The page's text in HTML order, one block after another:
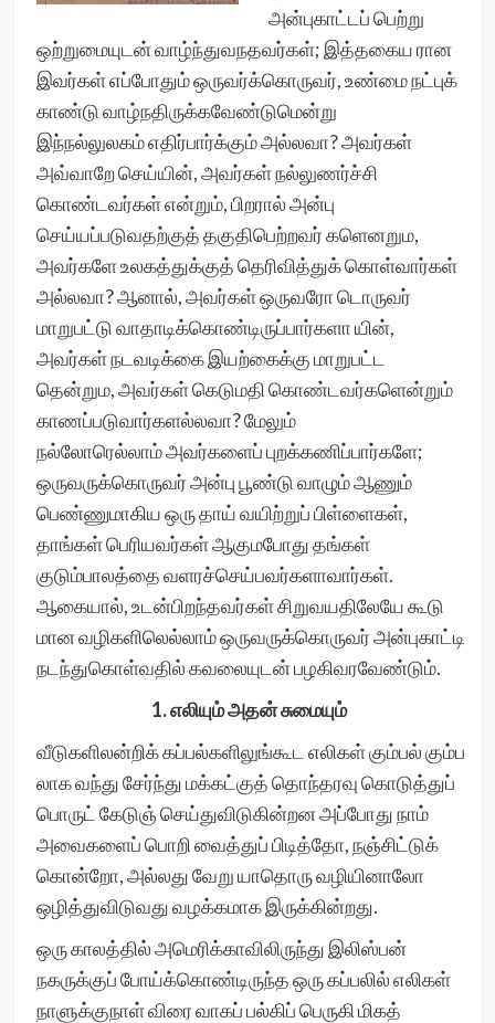
அன்புகாட்டப் பெற்று
ஒற்றுமையுடன் வாழ்ந்துவநதவர்கள்; இத்தகைய ரான
இவர்கள் எப்போதும் ஒருவர்க்கொருவர், உண்மை நட்புக்
காண்டு வாழ்நதிருக்கவேண்டுமென்று
இந்நல்லுலகம் எதிர்பார்க்கும் அல்லவா? அவர்கள்
அவ்வாறே செய்யின், அவர்கள் நல்லுணர்ச்சி
கொண்டவர்கள் என்றும், பிறரால் அன்பு
செய்யப்படுவதற்குத் தகுதிபெற்றவர் களெனறும,
அவர்களே உலகத்துக்குத் தெரிவித்துக் கொள்வார்கள்
அல்லவா? ஆனால், அவர்கள் ஒருவரோ டொருவர்
மாறுபட்டு வாதாடிக்கொண்டிருப்பார்களா யின்,
அவர்கள் நடவடிக்கை இயற்கைக்கு மாறுபட்ட
தென்றும, அவர்கள் கெடுமதி கொண்டவர்களென்றும்
காணப்படுவார்களல்லவா? மேலும்
நல்லோரெல்லாம் அவர்களைப் புறக்கணிப்பார்களே;
ஒருவருக்கொருவர் அன்பு பூண்டு வாழும் ஆணும்
பெண்ணுமாகிய ஒரு தாய் வயிற்றுப் பிள்ளைகள்,
தாங்கள் பெரியவர்கள் ஆகுமபோது தங்கள்
குடும்பாலத்தை வளரச்செய்பவர்களாவார்கள்.
ஆகையால், உடன்பிறந்தவர்கள் சிறுவயதிலேயே கூடு
மான வழிகளிலெல்லாம் ஒருவருக்கொருவர் அன்புகாட்டி
நடந்துகொள்வதில் கவலையுடன் பழகிவரவேண்டும்.
1. எலியும் அதன் சுமையும்
வீடுகளிலன்றிக் கப்பல்களிலுங்கூட எலிகள் கும்பல் கும்ப
லாக வந்து சேர்ந்து மக்கட்குத் தொந்தரவு கொடுத்துப்
பொருட் கேடுஞ் செய்துவிடுகின்றன அப்போது நாம்
அவைகளைப் பொறி வைத்துப் பிடித்தோ, நஞ்சிட்டுக்
கொன்றோ, அல்லது வேறு யாதொரு வழியினாலோ
ஒழித்துவிடுவது வழக்கமாக இருக்கின்றது.
ஒரு காலத்தில் அமெரிக்காவிலிருந்து இலிஸ்பன்
நகருக்குப் போய்க்கொண்டிருந்த ஒரு கப்பலில் எலிகள்
நாளுக்குநாள் விரை வாகப் பல்கிப் பெருகி மிகத்